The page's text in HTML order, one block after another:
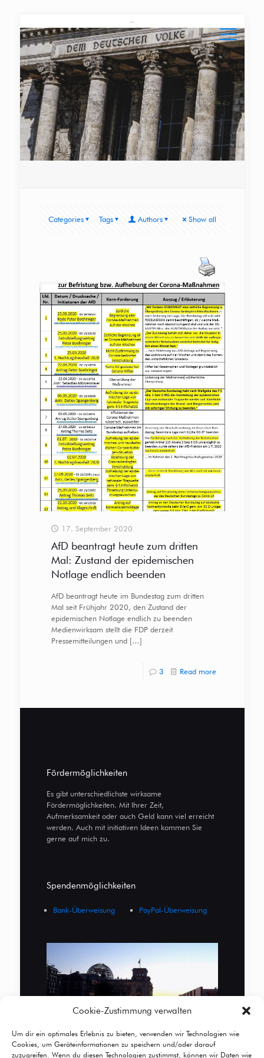
Cookie-Zustimmung verwalten
Um dir ein optimales Erlebnis zu bieten, verwenden wir Technologien wie
Cookies, um Geräteinformationen zu speichern und/oder darauf
zuzugreifen. Wenn du diesen Technologien zustimmst, können wir Daten wie
Categories Tags Authors Show all
17. September 2020
AfD beantragt heute zum dritten
Mal: Zustand der epidemischen
Notlage endlich beenden
AfD beantragt heute im Bundestag zum dritten
Mal seit Frühjahr 2020, den Zustand der
epidemischen Notlage endlich zu beenden
Medienwirksam stellt die FDP derzeit
Pressemitteilungen und[…]
3 Read more
Fördermöglichkeiten
Es gibt unterschiedlichste wirksame
Fördermöglichkeiten. Mit Ihrer Zeit,
Aufmerksamkeit oder auch Geld kann viel erreicht
werden. Auch mit initiativen Ideen kommen Sie
gerne auf mich zu.
Spendenmöglichkeiten
Bank-Überweisung PayPal-Überweisung